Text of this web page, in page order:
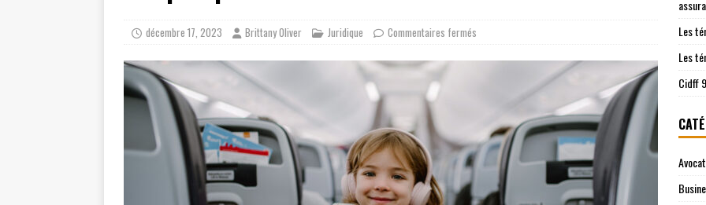
décembre 17, 2023 Brittany Oliver Juridique Commentaires fermés
Les
Les
Cidff
Avocat